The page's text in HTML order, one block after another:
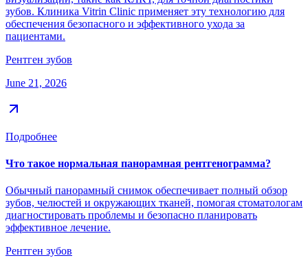
зубов. Клиника Vitrin Clinic применяет эту технологию для
обеспечения безопасного и эффективного ухода за
пациентами.
Рентген зубов
June 21, 2026
Подробнее
Что такое нормальная панорамная рентгенограмма?
Обычный панорамный снимок обеспечивает полный обзор
зубов, челюстей и окружающих тканей, помогая стоматологам
диагностировать проблемы и безопасно планировать
эффективное лечение.
Рентген зубов